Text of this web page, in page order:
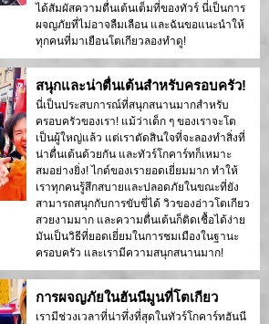
ได้สัมผัสความตื่นเต้นเต็มที่ของทัวร์ นี่เป็นการ
ผจญภัยที่ไม่อาจลืมเลือน และฉันขอแนะนำให้
ทุกคนที่มาเยือนโตเกียวลองทำดู!
สนุกและน่าตื่นเต้นสำหรับครอบครัว!
นี่เป็นประสบการณ์ที่สนุกสนานมากสำหรับ
ครอบครัวของเรา! แม้ว่าเด็ก ๆ ของเราจะโต
เป็นผู้ใหญ่แล้ว แต่เราตัดสินใจที่จะลองทำสิ่งที่
น่าตื่นเต้นด้วยกัน และทัวร์โกคาร์ทก็เหมาะ
สมอย่างยิ่ง! ไกด์ของเรายอดเยี่ยมมาก ทำให้
เราทุกคนรู้สึกสบายและปลอดภัยในขณะที่ยัง
สามารถสนุกกับการขับขี่ได้ วิวของอ่าวโตเกียว
สวยงามมาก และความตื่นเต้นก็ติดเชื้อได้ง่าย
มันเป็นวิธีที่ยอดเยี่ยมในการชมเมืองในฐานะ
ครอบครัว และเรามีความสนุกสนานมาก!
การผจญภัยในฮันนีมูนที่โตเกียว
เรามีช่วงเวลาที่น่าทึ่งที่สุดในทัวร์โกคาร์ทฮันนี